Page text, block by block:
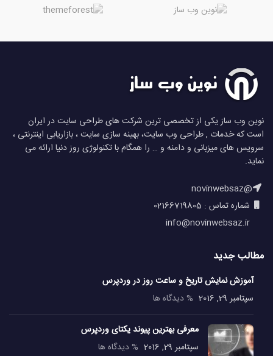
نوین وب ساز یکی از تخصصی ترین شرکت های طراحی سایت در ایران
است که خدمات , طراحی وب سایت، بهینه سازی سایت ، بازاریابی اینترنتی ،
سرویس های میزبانی و دامنه و … را همگام با تکنولوژی روز دنیا ارائه می
نماید.
@novinwebsaz
شماره تماس : 02166719805
مطالب جدید
آموزش نمایش تاریخ و ساعت روز در وردپرس
سپتامبر 29, 2016
% دیدگاه ها
معرفی بهترین پیوند یکتای وردپرس
سپتامبر 29, 2016
% دیدگاه ها